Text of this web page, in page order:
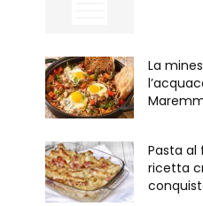
La
Pasta al
ricetta